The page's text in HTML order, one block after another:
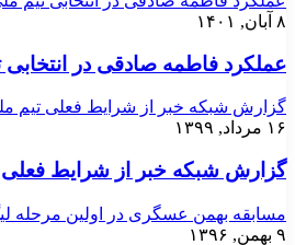
۸ آبان, ۱۴۰۱
عملکرد فاطمه صادقی در انتخابی
گزارش شبکه خبر از شرایط فعلی تیم
۱۶ مرداد, ۱۳۹۹
گزارش شبکه خبر از شرایط فعلی
مسابقه بهمن عسگری در اولین مرحله لیگ جهانی
۹ بهمن, ۱۳۹۶